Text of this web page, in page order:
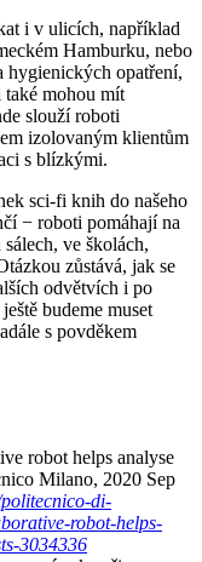
i v ulicích, například
Hamburku, nebo
hygienických opatření,
mohou mít
slouží roboti
izolovaným klientům
s blízkými.
sci-fi knih do našeho
−⁠ roboti pomáhají na
ve školách,
zůstává, jak se
odvětvích i po
budeme muset
s povděkem
robot helps analyse
Milano, 2020 Sep
di-
robot-helps-
3034336